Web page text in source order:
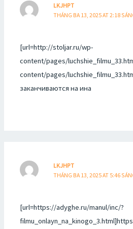
LKJHPT
THÁNG BA 13, 2025 AT 2:18
[url=http://stoljar.ru/wp-
content/pages/
content/pages/
заканчиваются на ина
LKJHPT
THÁNG BA 13, 2025 AT 5:46
[url=https://adyghe.ru/manul/inc/?